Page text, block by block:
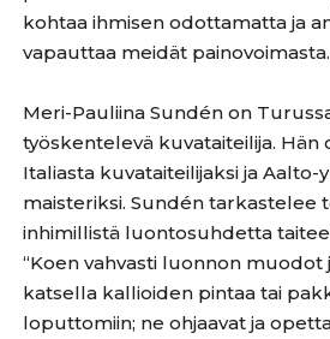
kohtaa ihmisen odottamatta ja
vapauttaa meidät painovoimasta.
Meri-Pauliina Sundén on
työskentelevä kuvataiteilija. Hän
Italiasta kuvataiteilijaksi ja Aalto-
maisteriksi. Sundén tarkastelee
inhimillistä luontosuhdetta
“Koen vahvasti luonnon muodot
katsella kallioiden pintaa tai
loputtomiin; ne ohjaavat ja